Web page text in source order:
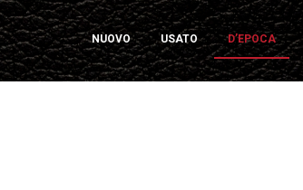
NUOVO USATO D’EPOCA